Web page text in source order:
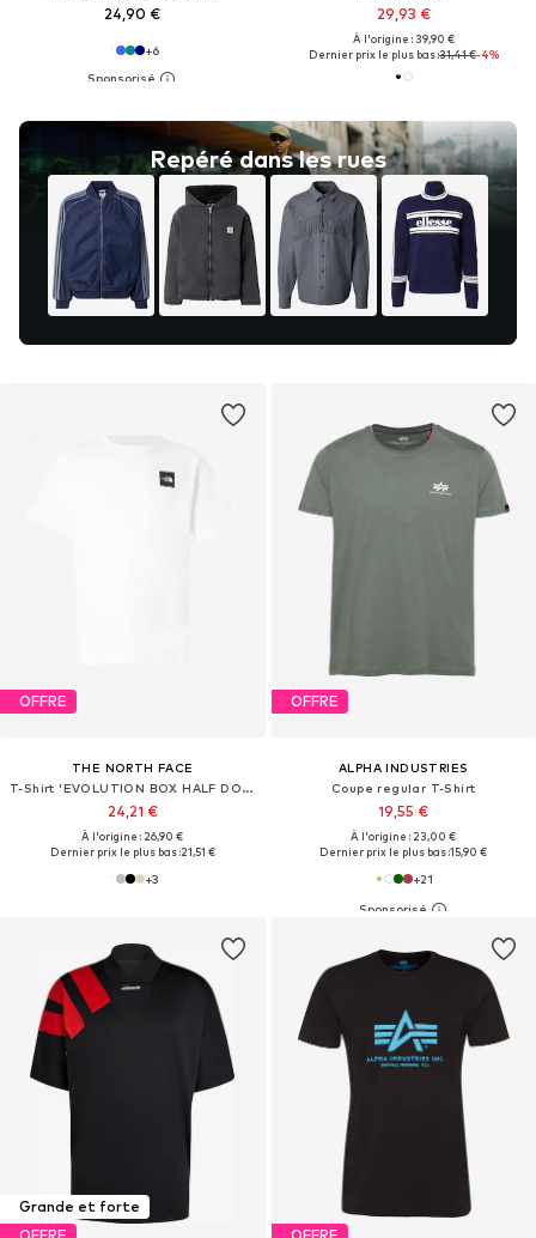
24,90 €
+6
Repéré dans les rues
29,93 €
À l'origine : 39,90 €
Dernier prix le plus bas :31,41 €-4%
OFFRE
THE NORTH FACE
T-Shirt 'EVOLUTION BOX HALF DOME'
24,21 €
À l'origine : 26,90 €
Dernier prix le plus bas :21,51 €
+3
OFFRE
ALPHA INDUSTRIES
Coupe regular T-Shirt
19,55 €
À l'origine : 23,00 €
Dernier prix le plus bas :15,90 €
+21
Grande et forte